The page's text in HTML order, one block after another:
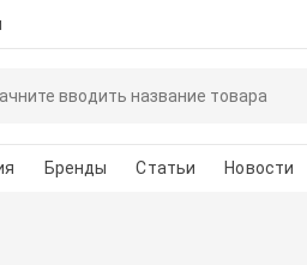
Бренды Статьи Новости
Пожалуйста,